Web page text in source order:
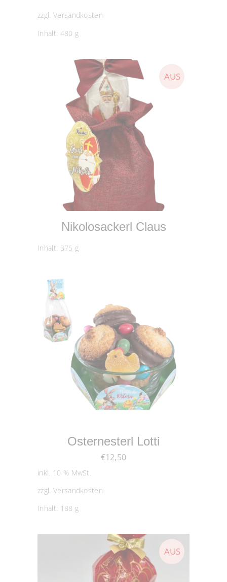
zzgl. Versandkosten
Inhalt: 480 g
Nikolosackerl Claus
Inhalt: 375 g
Osternesterl Lotti
€12,50
inkl. 10 % MwSt.
zzgl. Versandkosten
Inhalt: 188 g